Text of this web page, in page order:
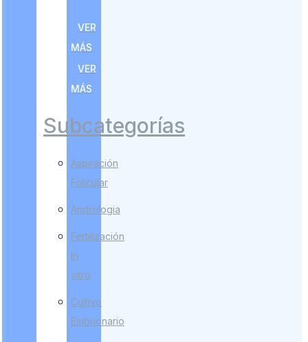
VER
MÁS
VER
MÁS
Subcategorías
Aspiración
Folicular
Andrologia
Fertilización
In
vitro
Cultivo
Embrionario